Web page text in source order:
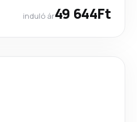
induló ár49 644Ft